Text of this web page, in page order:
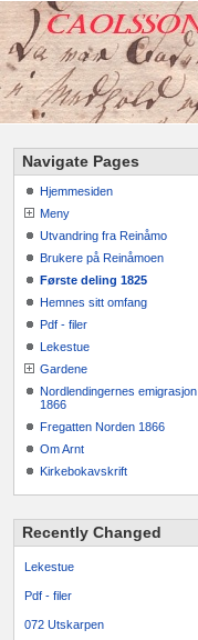
Navigate Pages
Hjemmesiden
Meny
Utvandring fra Reinåmo
Brukere på Reinåmoen
Første deling 1825
Hemnes sitt omfang
Pdf - filer
Lekestue
Gardene
Nordlendingernes emigrasjon
1866
Fregatten Norden 1866
Om Arnt
Kirkebokavskrift
Recently Changed
Lekestue
Pdf - filer
072 Utskarpen